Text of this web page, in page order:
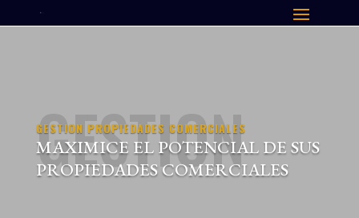
GESTION
GESTION PROPIEDADES COMERCIALES
MAXIMICE EL POTENCIAL DE SUS
PROPIEDADES COMERCIALES